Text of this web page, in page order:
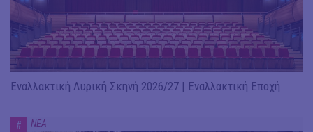
Εναλλακτική Λυρική Σκηνή 2026/27 | Εναλλακτική Εποχή
# ΝΕΑ